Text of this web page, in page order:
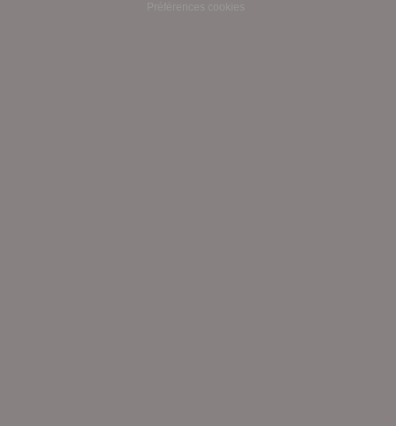
Préférences cookies